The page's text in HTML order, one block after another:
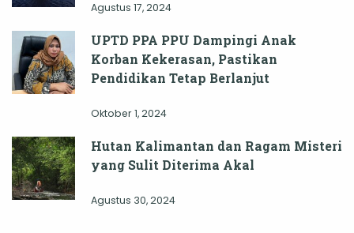
Agustus 17, 2024
UPTD PPA PPU Dampingi Anak
Korban Kekerasan, Pastikan
Pendidikan Tetap Berlanjut
Oktober 1, 2024
Hutan Kalimantan dan Ragam Misteri
yang Sulit Diterima Akal
Agustus 30, 2024